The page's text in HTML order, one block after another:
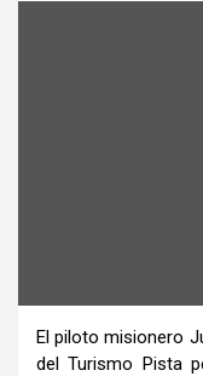
El piloto misionero
del Turismo Pista